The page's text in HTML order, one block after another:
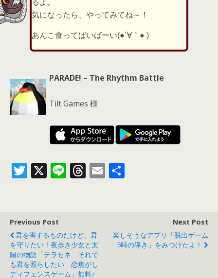
るよ。
気になったら、やってみてね～！
あんこ食ってばいばーい(●´∀｀● )
PARADE! – The Rhythm Battle
Tilt Games 様
T
er
X Li T
d
s
E
Previous Post
君を害するものだけど、君
を守りたい！夜歩き少女と太
陽の物語「テラセネ それで
も君を照らしたい 恋焦がし
ディフェンスゲーム」無料♪
Next Post
楽しそうなアプリ「脱出ゲーム
5時の導き」をみつけたよ！